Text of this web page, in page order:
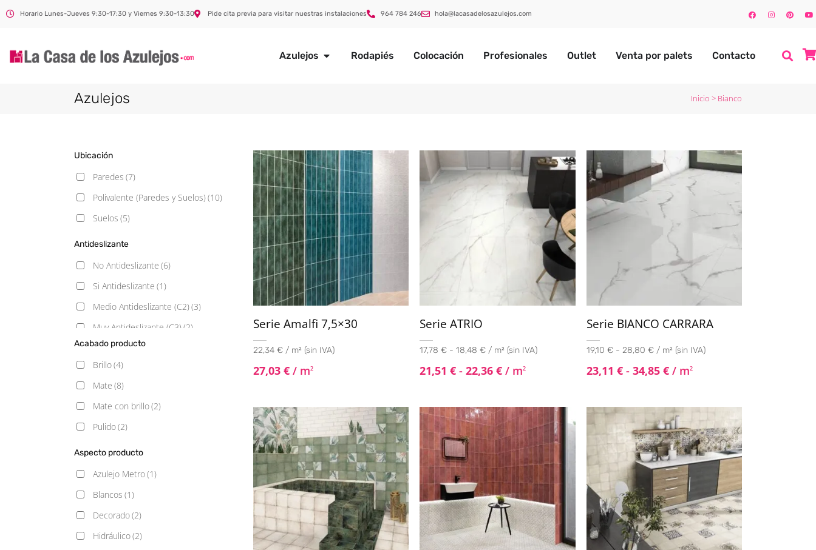
Horario Lunes-Jueves 9:30-17:30 y Viernes 9:30-13:30 Pide cita previa para visitar nuestras instalaciones 964 784 246 hola@lacasadelosazulejos.com
Azulejos Rodapiés Colocación Profesionales Outlet Venta por palets Contacto
Azulejos Inicio > Bianco
Ubicación
Paredes (7)
Polivalente (Paredes y Suelos)(10)
Suelos (5)
Antideslizante
No Antideslizante (6)
Si Antideslizante (1)
Medio Antideslizante (C2)(3)
Muy Antideslizante (C3)(2)
Poco Antideslizante (C1)
Acabado producto
Brillo(4)
Mate (8)
Mate con brillo(2)
Pulido(2)
Aspecto producto
Azulejo Metro(1)
Blancos (1)
Decorado(2)
Hidráulico(2)
Serie Amalfi 7,5×30
22,34 € / m² (sin IVA)
27,03 € / m2
Serie ATRIO
17,78 € - 18,48 € / m² (sin IVA)
21,51€ - 22,36€ / m2
Serie BIANCO CARRARA
19,10 € - 28,80 € / m² (sin IVA)
23,11 € - 34,85 €/ m2